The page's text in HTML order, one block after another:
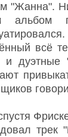
"Жанна".
альбом
всё
и дуэтные
трек